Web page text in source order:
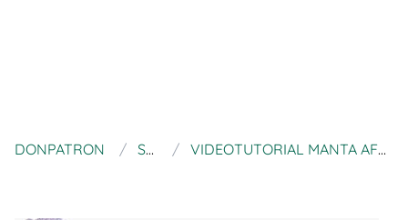
DONPATRON SAEKITA VIDEOTUTORIAL MANTA AFGANA PUNTO ALTO DOBLE